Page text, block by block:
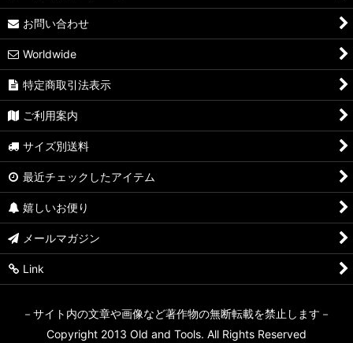
お問い合わせ
Worldwide
特定商取引法表示
ご利用案内
サイズ別送料
最近チェックしたアイテム
嬉しいお便り
メールマガジン
Link
－サイト内の文章や画像など著作物の無断転載を禁止します－
Copyright 2013 Old and Tools. All Rights Reserved